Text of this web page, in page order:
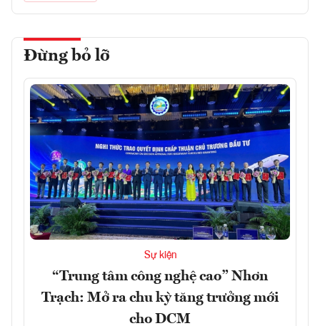
Đừng bỏ lỡ
Sự kiện
“Trung tâm công nghệ cao” Nhơn
Trạch: Mở ra chu kỳ tăng trưởng mới
cho DCM